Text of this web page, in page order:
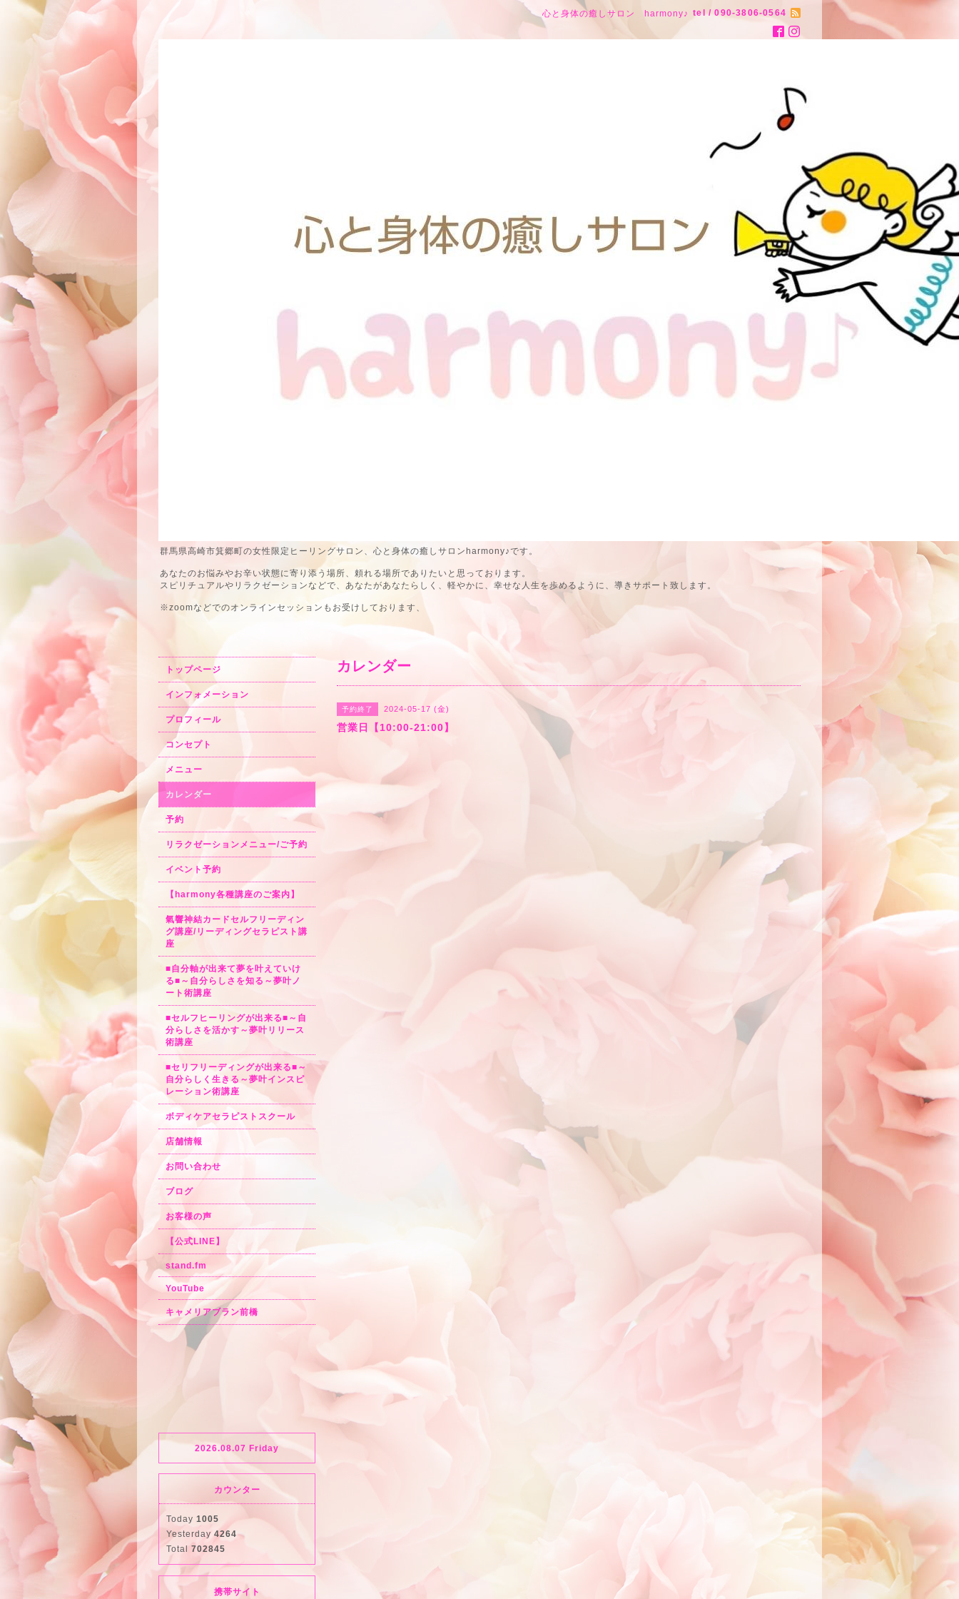
心と身体の癒しサロン harmony♪ tel / 090-3806-0564
群馬県高崎市箕郷町の女性限定ヒーリングサロン、心と身体の癒しサロンharmony♪です。
あなたのお悩みやお辛い状態に寄り添う場所、頼れる場所でありたいと思っております。
スピリチュアルやリラクゼーションなどで、あなたがあなたらしく、軽やかに、幸せな人生を歩めるように、導きサポート致します。
※zoomなどでのオンラインセッションもお受けしております、
カレンダー
予約終了 2024-05-17 (金)
営業日【10:00-21:00】
トップページ
インフォメーション
プロフィール
コンセプト
メニュー
カレンダー
予約
リラクゼーションメニュー/ご予約
イベント予約
【harmony各種講座のご案内】
氣響神結カードセルフリーディン
グ講座/リーディングセラピスト講
座
■自分軸が出来て夢を叶えていけ
る■～自分らしさを知る～夢叶ノ
ート術講座
■セルフヒーリングが出来る■～自
分らしさを活かす～夢叶リリース
術講座
■セリフリーディングが出来る■～
自分らしく生きる～夢叶インスピ
レーション術講座
ボディケアセラピストスクール
店舗情報
お問い合わせ
ブログ
お客様の声
【公式LINE】
stand.fm
YouTube
キャメリアブラン前橋
2026.08.07 Friday
カウンター
Today 1005
Yesterday 4264
Total 702845
携帯サイト